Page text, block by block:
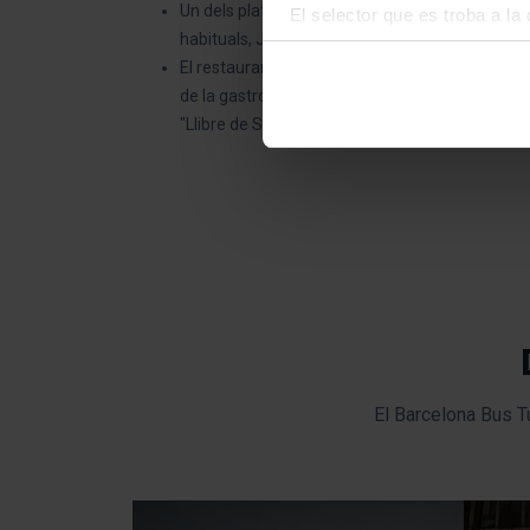
El selector que es troba a la
d’aquella classe.
cookies de la tipologia que
Un dels plats més populars de la carta és
habituals, Juli Parellada, es feia servir l’arròs
El restaurant és un dels clàssics de la cuina
de la gastronomia del país. Per això publiquen
"Llibre de Sent Soví", del segle XIV. Els llibres
El Barcelona Bus